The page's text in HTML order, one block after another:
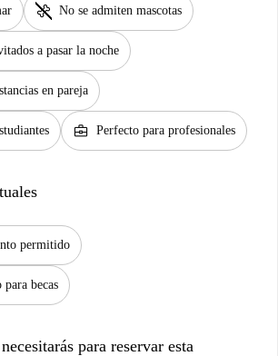
pet_supplies No se admiten mascotas
a pasar la noche
en pareja
business_center Perfecto para profesionales
permitido
becas
para reservar esta